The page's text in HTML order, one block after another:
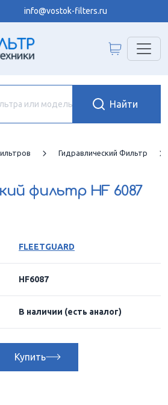
info@vostok-filters.ru
Гидравлический Фильтр
фильтр HF 6087
FLEETGUARD
HF6087
В наличии (есть аналог)
Купить